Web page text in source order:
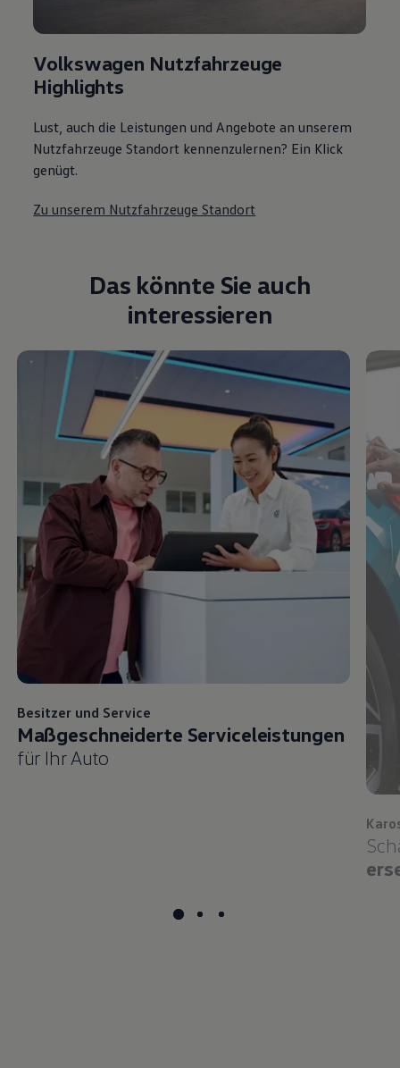
Volkswagen Nutzfahrzeuge
Highlights
Lust, auch die Leistungen und Angebote an unserem
Nutzfahrzeuge Standort kennenzulernen? Ein Klick
genügt.
Zu unserem Nutzfahrzeuge Standort
Das könnte Sie auch
interessieren
Besitzer und Service
Maßgeschneiderte Serviceleistungen
für Ihr Auto